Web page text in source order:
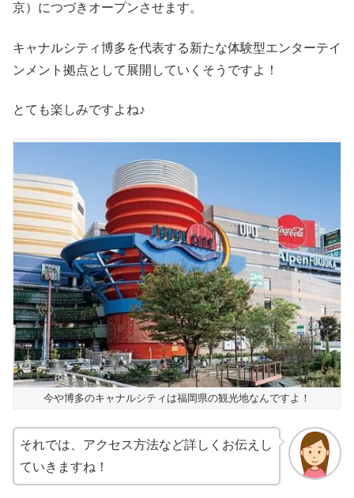
京）につづきオープンさせます。
キャナルシティ博多を代表する新たな体験型エンターテイ
ンメント拠点として展開していくそうですよ！
とても楽しみですよね♪
今や博多のキャナルシティは福岡県の観光地なんですよ！
それでは、アクセス方法など詳しくお伝えし
ていきますね！